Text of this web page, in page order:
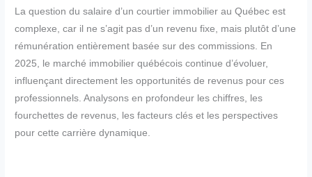
La question du salaire d’un courtier immobilier au Québec est
complexe, car il ne s’agit pas d’un revenu fixe, mais plutôt d’une
rémunération entièrement basée sur des commissions. En
2025, le marché immobilier québécois continue d’évoluer,
influençant directement les opportunités de revenus pour ces
professionnels. Analysons en profondeur les chiffres, les
fourchettes de revenus, les facteurs clés et les perspectives
pour cette carrière dynamique.